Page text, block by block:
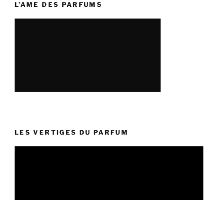
L’AME DES PARFUMS
LES VERTIGES DU PARFUM